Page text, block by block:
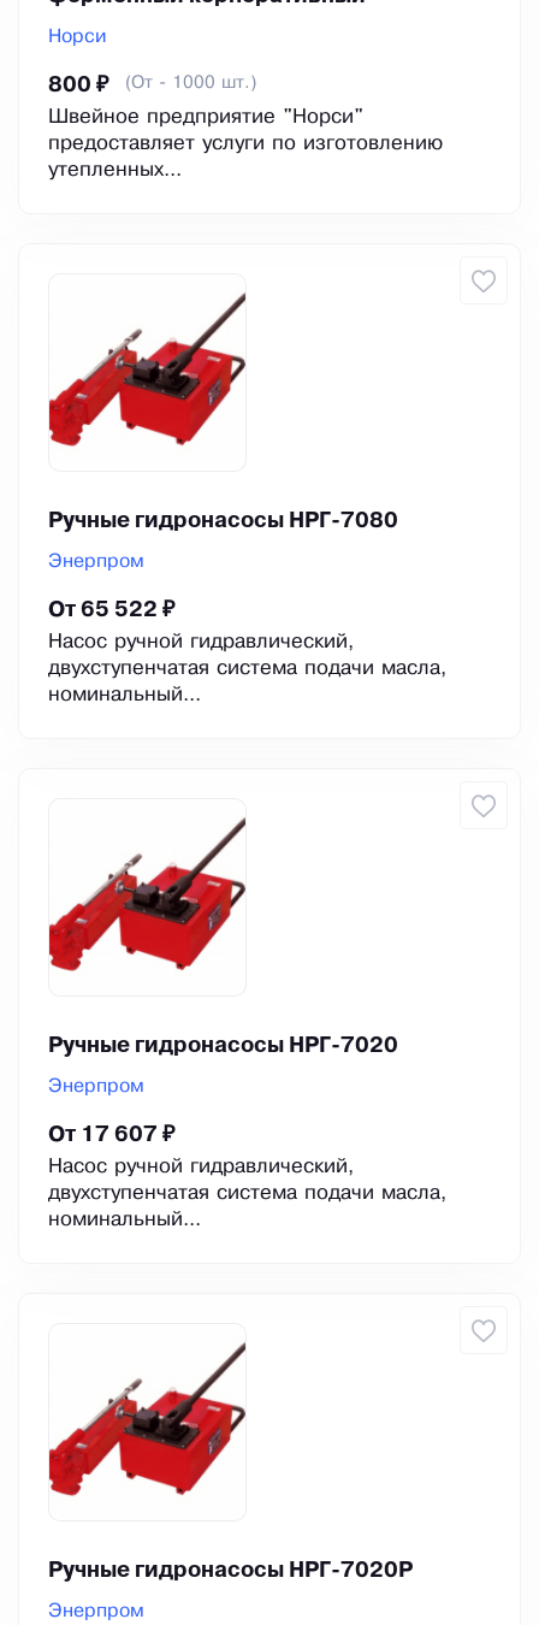
Норси
800 ₽ (От - 1000 шт.)
Швейное предприятие "Норси"
предоставляет услуги по изготовлению
утепленных...
Ручные гидронасосы НРГ-7080
Энерпром
От 65 522 ₽
Насос ручной гидравлический,
двухступенчатая система подачи масла,
номинальный...
Ручные гидронасосы НРГ-7020
Энерпром
От 17 607 ₽
Насос ручной гидравлический,
двухступенчатая система подачи масла,
номинальный...
Ручные гидронасосы НРГ-7020Р
Энерпром